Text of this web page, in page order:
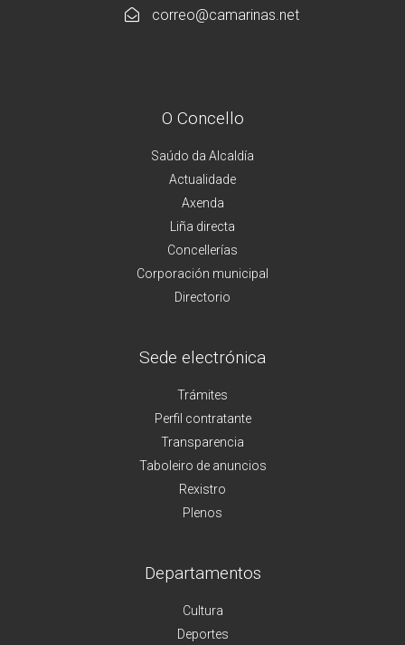
correo@camarinas.net
O Concello
Saúdo da Alcaldía
Actualidade
Axenda
Liña directa
Concellerías
Corporación municipal
Directorio
Sede electrónica
Trámites
Perfil contratante
Transparencia
Taboleiro de anuncios
Rexistro
Plenos
Departamentos
Cultura
Deportes